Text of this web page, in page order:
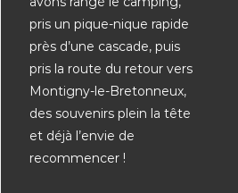
pris un pique-nique rapide
près d’une cascade, puis
pris la route du retour vers
Montigny-le-Bretonneux,
des souvenirs plein la tête
et déjà l’envie de
recommencer !